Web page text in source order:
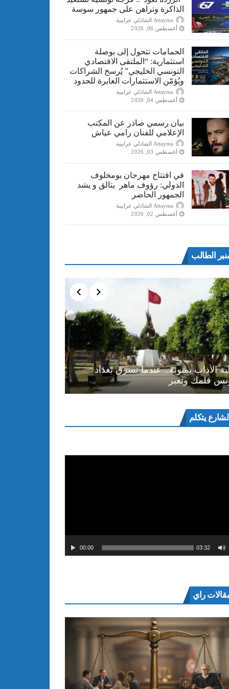
الذاكرة وتراهن على جمهور سوسة
Attayma الشاذلي عرايبية
أغسطس 06, 2026
الحمامات تتحول إلى بوصلة
استثمارية: “الملتقى الاقتصادي
التونسي الخليجي” يُرسخ الشراكات
ويُؤمّن الاستثمارات العابرة للحدود
Attayma الشاذلي عرايبية
أغسطس 04, 2026
بيان رسمي صادر عن المكتب
الإعلامي للفنان رامي عياش
Attayma الشاذلي عرايبية
أغسطس 03, 2026
في افتتاح مهرجان بومخلوف
الدولي: رؤوف ماهر يتالق و يشد
الجمهور الحاضر
Attayma الشاذلي عرايبية
أغسطس 02, 2026
الطالب
الأداب بمنوبة.. عندما تسرق بغداد
قلمك وتعبر
يتكلم
00:00 03:32
راي